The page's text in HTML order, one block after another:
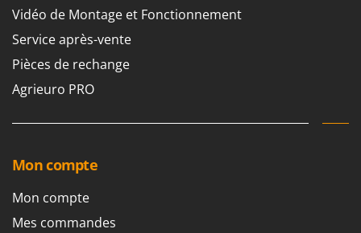
Vidéo de Montage et Fonctionnement
Service après-vente
Pièces de rechange
Agrieuro PRO
Mon compte
Mon compte
Mes commandes